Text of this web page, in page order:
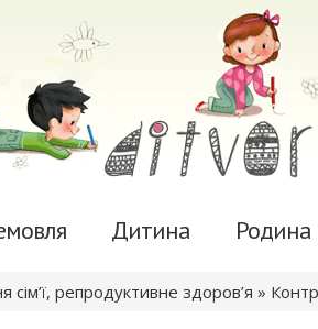
Дитина Родина
сім’ї, репродуктивне здоров’я »